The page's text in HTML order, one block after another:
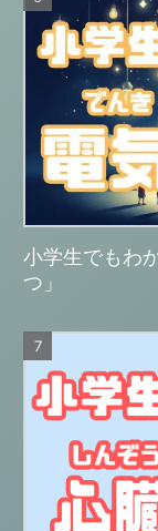
小学生でもわ
つ」